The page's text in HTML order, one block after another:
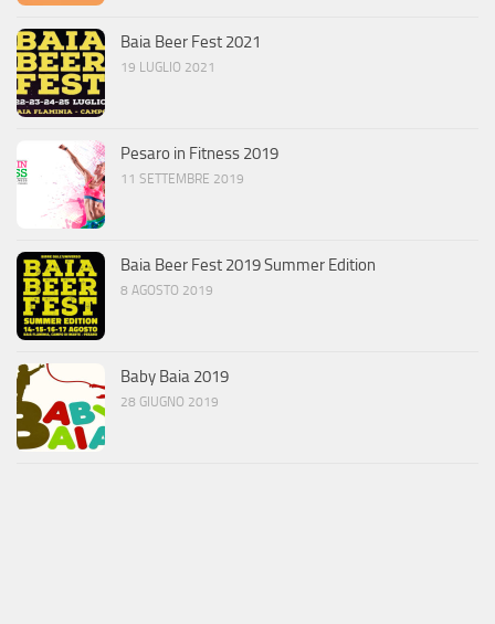
Baia Beer Fest 2021
19 LUGLIO 2021
Pesaro in Fitness 2019
11 SETTEMBRE 2019
Baia Beer Fest 2019 Summer Edition
8 AGOSTO 2019
Baby Baia 2019
28 GIUGNO 2019